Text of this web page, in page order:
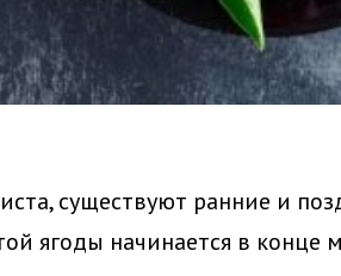
существуют ранние и
ягоды начинается в конце